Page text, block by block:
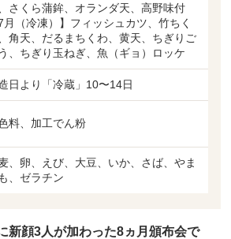
さくら蒲鉾、オランダ天、高野味付
7月（冷凍）】フィッシュカツ、竹ちく
角天、だるまちくわ、黄天、ちぎりご
、ちぎり玉ねぎ、魚（ギョ）ロッケ
日より「冷蔵」10〜14日
料、加工でん粉
、卵、えび、大豆、いか、さば、やま
、ゼラチン
新顔3人が加わった8ヵ月頒布会で